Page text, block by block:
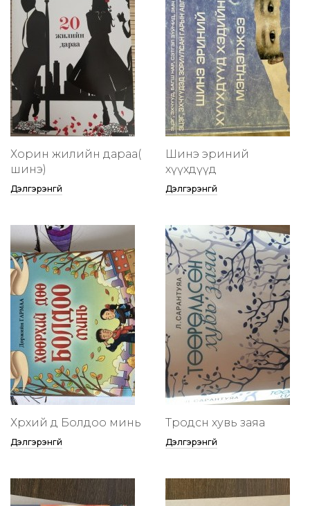
Хорин жилийн дараа(
шинэ)
Дэлгэрэнгүй
Шинэ эриний
хүүхдүүд
Дэлгэрэнгүй
Хөөрхий дөө Болдоо минь
Дэлгэрэнгүй
Төөрөодсөн хувь заяа
Дэлгэрэнгүй